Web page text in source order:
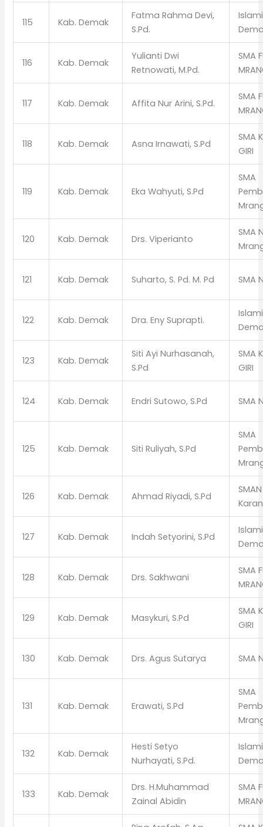
115 Kab. Demak
Fatma Rahma Devi,
S.Pd.
116 Kab. Demak
Yulianti Dwi
Retnowati, M.Pd.
SMA
117 Kab. Demak Affita Nur Arini, S.Pd.
SMA
118 Kab. Demak Asna Irnawati, S.Pd
SMA
GIRI
119 Kab. Demak Eka Wahyuti, S.Pd
SMA
120 Kab. Demak Drs. Viperianto
SMA
121 Kab. Demak Suharto, S. Pd. M. Pd SMA
122 Kab. Demak Dra. Eny Suprapti.
123 Kab. Demak
Siti Ayi Nurhasanah,
S.Pd
SMA
GIRI
124 Kab. Demak Endri Sutowo, S.Pd SMA
125 Kab. Demak Siti Ruliyah, S.Pd
SMA
126 Kab. Demak Ahmad Riyadi, S.Pd
SMAN
127 Kab. Demak Indah Setyorini, S.Pd
128 Kab. Demak Drs. Sakhwani
SMA
129 Kab. Demak Masykuri, S.Pd
SMA
GIRI
130 Kab. Demak Drs. Agus Sutarya SMA
131 Kab. Demak Erawati, S.Pd
SMA
132 Kab. Demak
Hesti Setyo
Nurhayati, S.Pd.
133 Kab. Demak
Drs. H.Muhammad
Zainal Abidin
SMA